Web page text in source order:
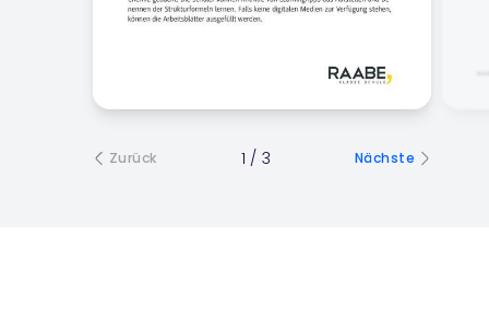
Zurück 1 / 3 Nächste